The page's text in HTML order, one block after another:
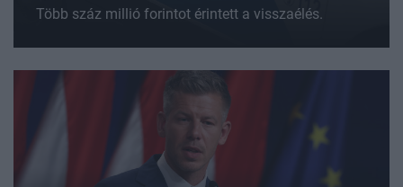
Több száz millió forintot érintett a visszaélés.